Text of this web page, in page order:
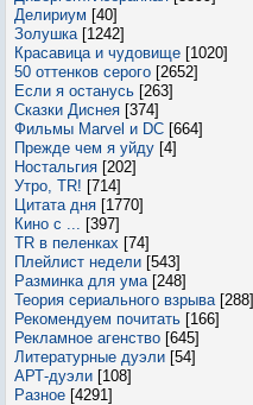
Делириум [40]
Золушка [1242]
Красавица и чудовище [1020]
50 оттенков серого [2652]
Если я останусь [263]
Сказки Диснея [374]
Фильмы Marvel и DC [664]
Прежде чем я уйду [4]
Ностальгия [202]
Утро, TR! [714]
Цитата дня [1770]
Кино с ... [397]
TR в пеленках [74]
Плейлист недели [543]
Разминка для ума [248]
Теория сериального взрыва [288]
Рекомендуем почитать [166]
Рекламное агенство [645]
Литературные дуэли [54]
АРТ-дуэли [108]
Разное [4291]